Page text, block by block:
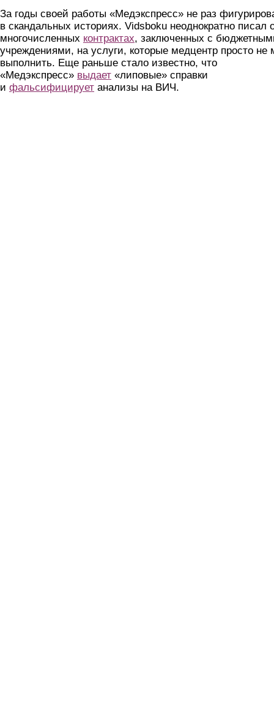
За годы своей работы «Медэкспресс» не раз
в скандальных историях. Vidsboku неоднократно писал
многочисленных контрактах, заключенных с
учреждениями, на услуги, которые медцентр просто не
выполнить. Еще раньше стало известно, что
«Медэкспресс» выдает «липовые» справки
и фальсифицирует анализы на ВИЧ.